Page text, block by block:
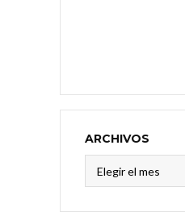
ARCHIVOS